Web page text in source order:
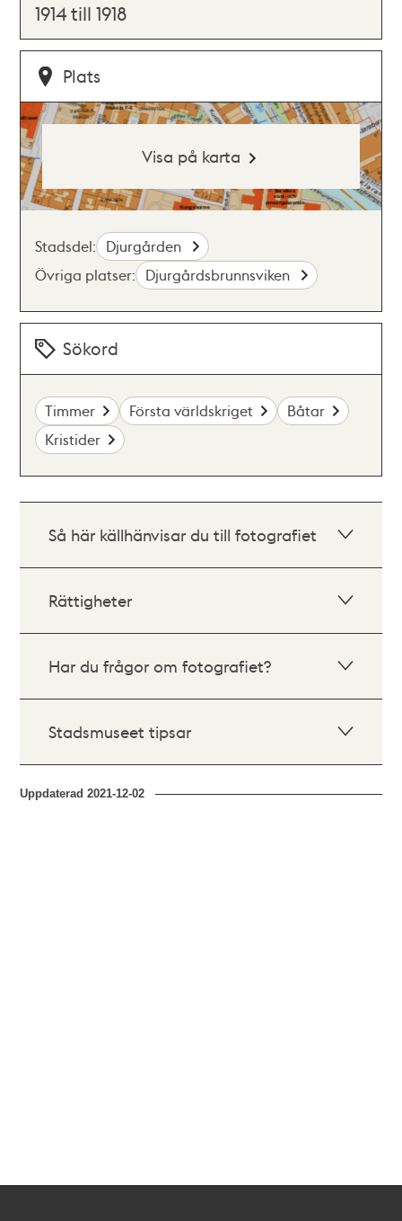
1914 till 1918
Plats
Visa på karta
Stadsdel: Djurgården
Övriga platser: Djurgårdsbrunnsviken
Sökord
Timmer Första världskriget
Båtar
Kristider
Så här källhänvisar du till fotografiet
Rättigheter
Har du frågor om fotografiet?
Stadsmuseet tipsar
Uppdaterad2021-12-02